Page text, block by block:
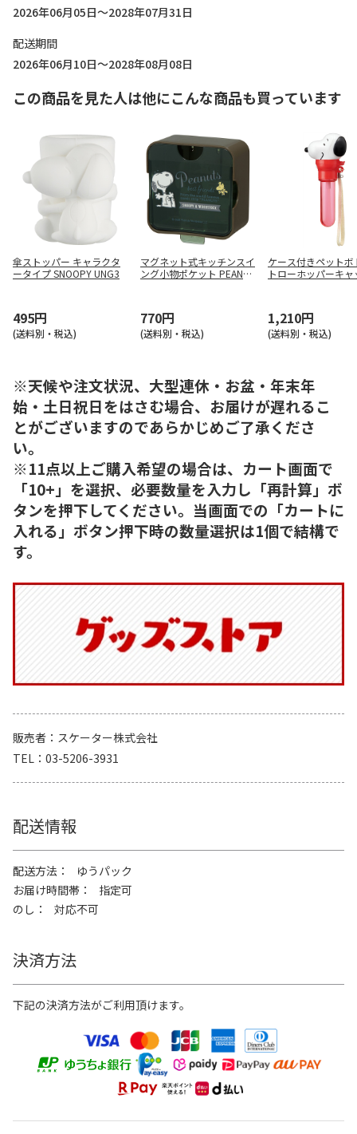
2026年06月05日～2028年07月31日
配送期間
2026年06月10日～2028年08月08日
この商品を見た人は他にこんな商品も買っています
傘ストッパー キャラクタ
ータイプ SNOOPY UNG3
495円
(送料別・税込)
マグネット式キッチンスイ
ング小物ポケット PEANUT
770円
(送料別・税込)
ケース付きペットボ
トローホッパーキャ
1,210円
(送料別・税込)
※天候や注文状況、大型連休・お盆・年末年
始・土日祝日をはさむ場合、お届けが遅れるこ
とがございますのであらかじめご了承くださ
い。
※11点以上ご購入希望の場合は、カート画面で
「10+」を選択、必要数量を入力し「再計算」ボ
タンを押下してください。当画面での「カートに
入れる」ボタン押下時の数量選択は1個で結構で
す。
販売者
スケーター株式会社
TEL
03-5206-3931
配送情報
配送方法
ゆうパック
お届け時間帯
指定可
のし
対応不可
決済方法
下記の決済方法がご利用頂けます。